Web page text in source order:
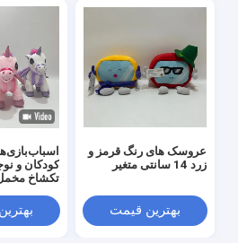
عروسک های رنگ قرمز و
زرد 14 سانتی متغیر
بهترین قیمت
کودکان و
تلسکوپی